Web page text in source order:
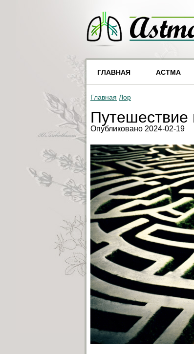
ГЛАВНАЯ АСТМА
Главная Лор
Путешествие
Опубликовано 2024-02-19